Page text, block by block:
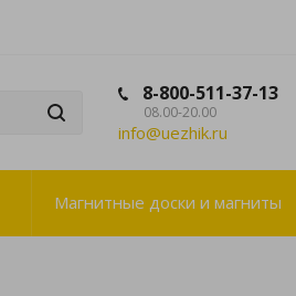
8-800-511-37-13
08.00-20.00
info@uezhik.ru
Магнитные доски и магниты